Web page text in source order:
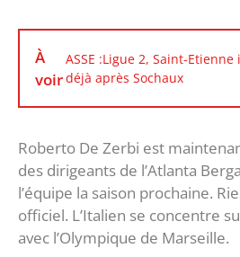
À
voir
ASSE :Ligue 2, Saint-
déjà après Sochaux
Roberto De Zerbi est
des dirigeants de l’Atlanta
l’équipe la saison prochaine.
officiel. L’Italien se concentre
avec l’Olympique de Marseille.